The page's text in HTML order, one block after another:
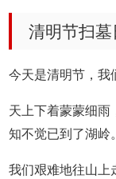
清明节扫
今天是清明节，我
天上下着蒙蒙细雨
知不觉已到了湖岭。
我们艰难地往山上